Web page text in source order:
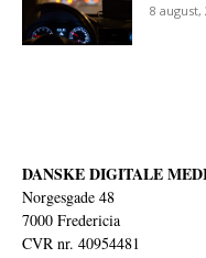
8 august,
DANSKE DIGITALE
Norgesgade 48
7000 Fredericia
CVR nr. 40954481